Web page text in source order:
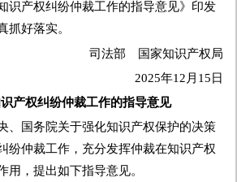
识产权纠纷仲裁工作的指导意见》印发
抓好落实。
司法部 国家知识产权局
2025年12月15日
产权纠纷仲裁工作的指导意见
、国务院关于强化知识产权保护的决策
纷仲裁工作，充分发挥仲裁在知识产权
用，提出如下指导意见。